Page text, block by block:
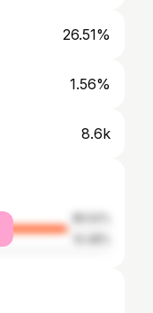
26.51%
1.56%
8.6k